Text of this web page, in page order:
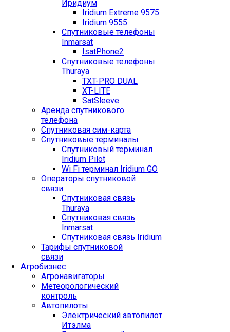
Иридиум
Iridium Extreme 9575
Iridium 9555
Спутниковые телефоны
Inmarsat
IsatPhone2
Спутниковые телефоны
Thuraya
TXT-PRO DUAL
XT-LITE
SatSleeve
Аренда спутникового
телефона
Спутниковая сим-карта
Спутниковые терминалы
Спутниковый терминал
Iridium Pilot
Wi Fi терминал Iridium GO
Операторы спутниковой
связи
Спутниковая связь
Thuraya
Спутниковая связь
Inmarsat
Спутниковая связь Iridium
Тарифы спутниковой
связи
Агробизнес
Агронавигаторы
Метеорологический
контроль
Автопилоты
Электрический автопилот
Итэлма